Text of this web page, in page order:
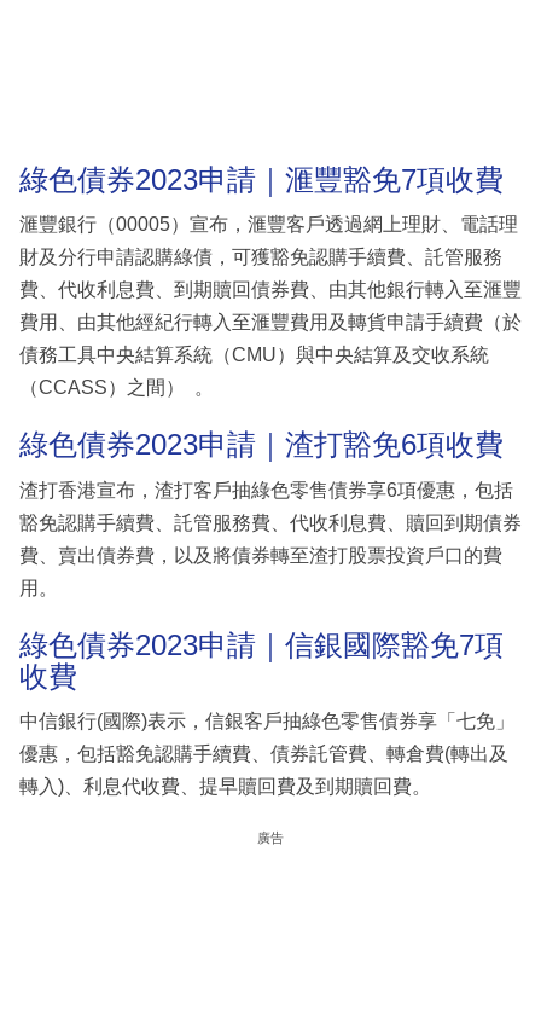
綠色債券2023申請｜滙豐豁免7項收費
滙豐銀行（00005）宣布，滙豐客戶透過網上理財、電話理
財及分行申請認購綠債，可獲豁免認購手續費、託管服務
費、代收利息費、到期贖回債券費、由其他銀行轉入至滙豐
費用、由其他經紀行轉入至滙豐費用及轉貨申請手續費（於
債務工具中央結算系統（CMU）與中央結算及交收系統
（CCASS）之間） 。
綠色債券2023申請｜渣打豁免6項收費
渣打香港宣布，渣打客戶抽綠色零售債券享6項優惠，包括
豁免認購手續費、託管服務費、代收利息費、贖回到期債券
費、賣出債券費，以及將債券轉至渣打股票投資戶口的費
用。
綠色債券2023申請｜信銀國際豁免7項
收費
中信銀行(國際)表示，信銀客戶抽綠色零售債券享「七免」
優惠，包括豁免認購手續費、債券託管費、轉倉費(轉出及
轉入)、利息代收費、提早贖回費及到期贖回費。
廣告